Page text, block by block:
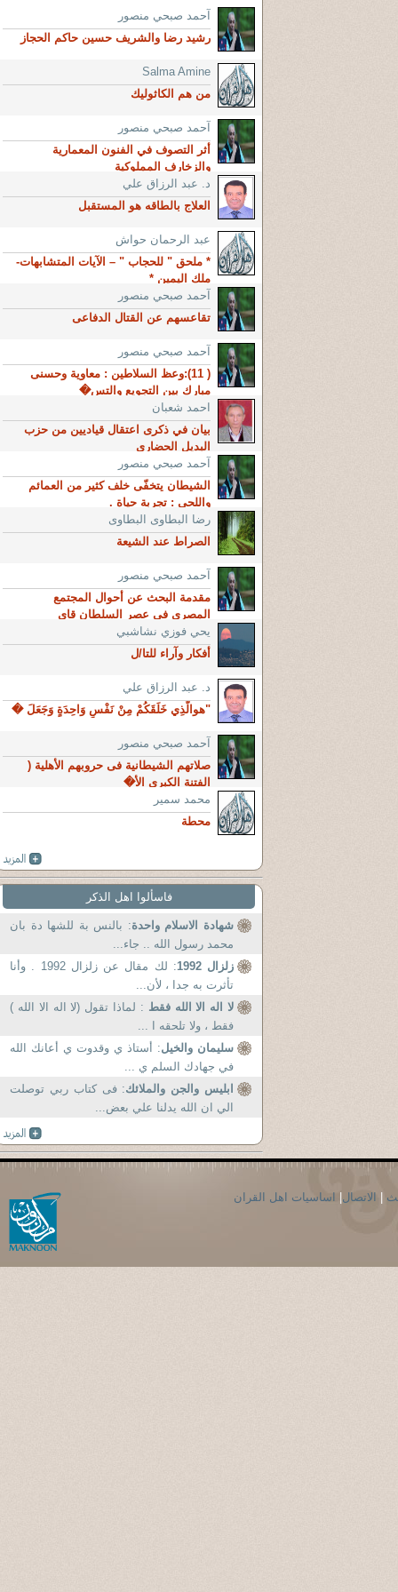
آحمد صبحي منصور
رشيد رضا والشريف حسين حاكم الحجاز
Salma Amine
من هم الكاثوليك
آحمد صبحي منصور
أثر التصوف في الفنون المعمارية
والزخارف المملوكية
د. عبد الرزاق علي
العلاج بالطاقه هو المستقبل
عبد الرحمان حواش
* ملحق " للحجاب " – الآيات المتشابهات-
ملك اليمين *
آحمد صبحي منصور
تقاعسهم عن القتال الدفاعى
آحمد صبحي منصور
( 11):وعظ السلاطين : معاوية وحسنى
مبارك بين التجويع والتس�
احمد شعبان
بيان في ذكرى اعتقال قياديين من حزب
البديل الحضاري
آحمد صبحي منصور
الشيطان يتخفّى خلف كثير من العمائم
واللحى : تجربة حياة .
رضا البطاوى البطاوى
الصراط عند الشيعة
آحمد صبحي منصور
مقدمة البحث عن أحوال المجتمع
المصرى فى عصر السلطان قاي
يحي فوزي نشاشبي
أفكار وآراء للتا/ل
د. عبد الرزاق علي
"هوالَّذِي خَلَقَكُمْ مِنْ نَفْسٍ وَاحِدَةٍ وَجَعَلَ �
آحمد صبحي منصور
صلاتهم الشيطانية فى حروبهم الأهلية (
الفتنة الكبرى الأ�
محمد سمير
محطة
فاسألوا اهل الذكر
شهادة الاسلام واحدة: بالنس بة للشها دة بان
محمد رسول الله .. جاء...
زلزال 1992
: لك مقال عن زلزال 1992 . وأنا
تأثرت به جدا ، لأن...
لا اله الا الله فقط : لماذا تقول (لا اله الا الله )
فقط ، ولا تلحقه ا ...
سليمان والخيل: أستاذ ي وقدوت ي أعانك الله
في جهادك السلم ي ...
ابليس والجن والملائك: فى كتاب ربي توصلت
الي ان الله يدلنا علي بعض...
الاتصال اساسيات اهل القران